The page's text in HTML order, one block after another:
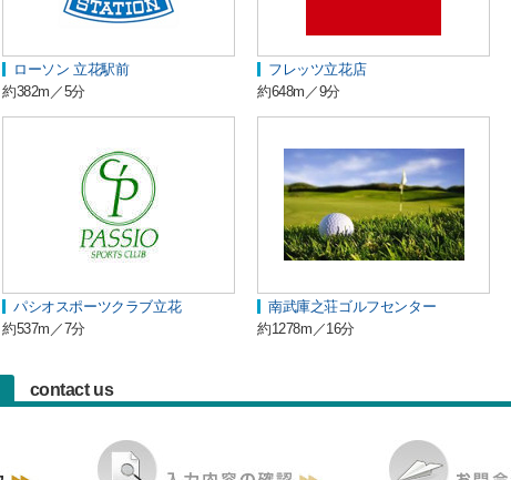
ローソン 立花駅前
約382m／5分
フレッツ立花店
約648m／9分
パシオスポーツクラブ立花
約537m／7分
南武庫之荘ゴルフセンター
約1278m／16分
contact us